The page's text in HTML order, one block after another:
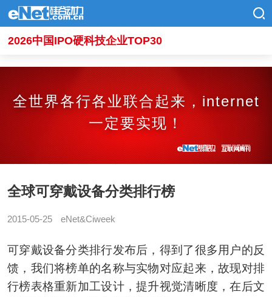
2026中国IPO硬科技企业TOP30
全世界各行各业联合起来，internet
一定要实现！
全球可穿戴设备分类排行榜
2015-05-25 eNet&Ciweek
可穿戴设备分类排行发布后，得到了很多用户的反
馈，我们将榜单的名称与实物对应起来，故现对排
行榜表格重新加工设计，提升视觉清晰度，在后文